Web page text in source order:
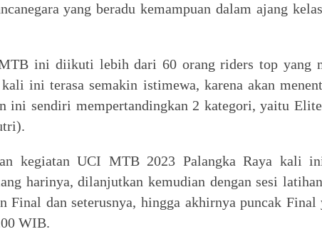
yang beradu kemampuan dalam ajang
ini diikuti lebih dari 60 orang riders top yang
ini terasa semakin istimewa, karena akan
ini sendiri mempertandingkan 2 kategori, yaitu
kegiatan UCI MTB 2023 Palangka Raya kali
harinya, dilanjutkan kemudian dengan sesi
Final dan seterusnya, hingga akhirnya puncak
WIB.